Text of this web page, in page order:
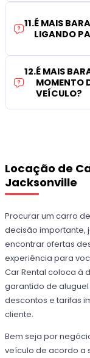
11.É MAIS
LIGANDO
12.É MAIS
MOMENTO
VEÍCULO?
Locação de
Jacksonville
Procurar um carro
decisão importante,
encontrar ofertas
experiência para
Car Rental coloca à
garantido de
descontos e tarifas
cliente.
Bem seja por
veículo de acordo a